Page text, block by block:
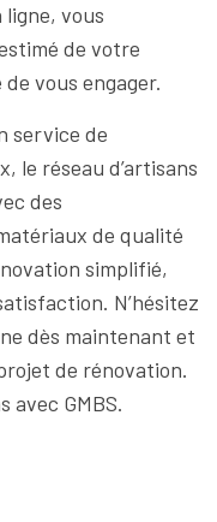
vous
de votre
vous engager.
service de
le réseau d’artisans
des
de qualité
simplifié,
N’hésitez
dès maintenant et
de rénovation.
avec GMBS.